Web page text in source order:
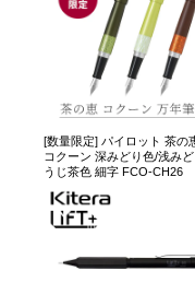
[数量限定] パイロット 茶の
コクーン 深みどり色/浅み
うじ茶色 細字 FCO-CH26